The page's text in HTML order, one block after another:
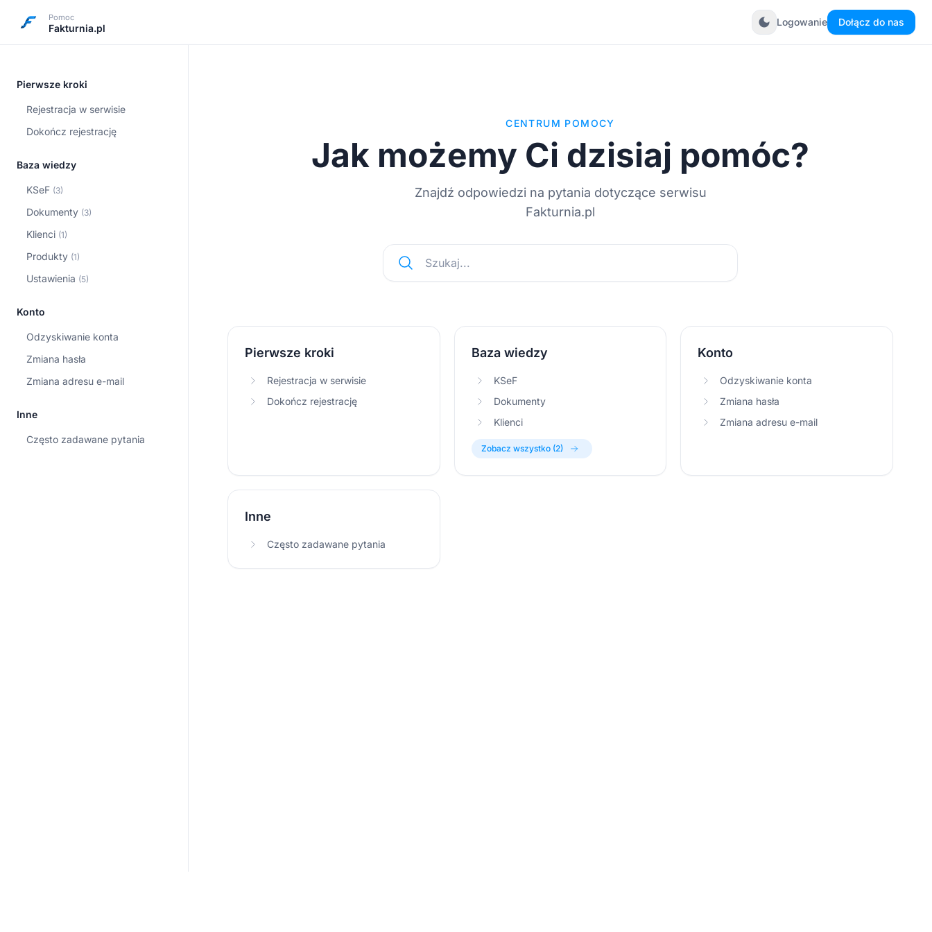
Pomoc
Fakturnia.pl dark_mode Logowanie Dołącz do nas
Pierwsze kroki
Rejestracja w serwisie
Dokończ rejestrację
Baza wiedzy
KSeF (3)
Dokumenty (3)
Klienci (1)
Produkty (1)
Ustawienia (5)
Konto
Odzyskiwanie konta
Zmiana hasła
Zmiana adresu e-mail
Inne
Często zadawane pytania
CENTRUM POMOCY
Jak możemy Ci dzisiaj pomóc?
Znajdź odpowiedzi na pytania dotyczące serwisu
Fakturnia.pl
Szukaj...
Pierwsze kroki
Rejestracja w serwisie
Dokończ rejestrację
Baza wiedzy
KSeF
Dokumenty
Klienci
Zobacz wszystko (2)
Konto
Odzyskiwanie konta
Zmiana hasła
Zmiana adresu e-mail
Inne
Często zadawane pytania